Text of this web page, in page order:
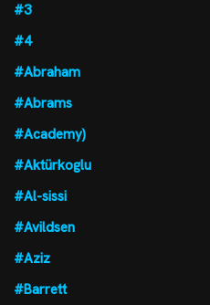
#3
#4
#Abraham
#Abrams
#Academy)
#Aktürkoglu
#Al-sissi
#Avildsen
#Aziz
#Barrett